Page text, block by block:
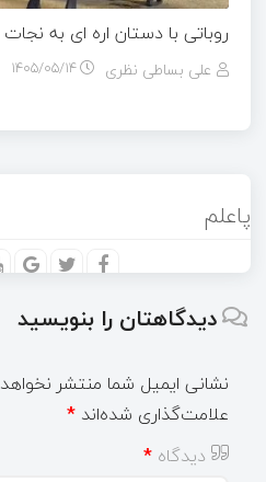
روباتی با دستان اره ای به
علی بساطی نظری ۱۴۰۵/۰۵/۱۴
پاعلم
دیدگاهتان را بنویسید
نشانی ایمیل شما منتشر
علامت‌گذاری شده‌اند *
دیدگاه *